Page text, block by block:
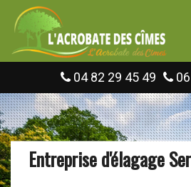
04 82 29 45 49
Entreprise d'élagage